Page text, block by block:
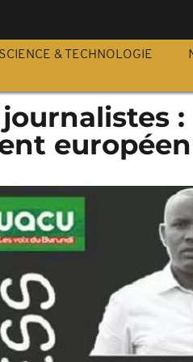
SCIENCE & TECHNOLOGIE
européen